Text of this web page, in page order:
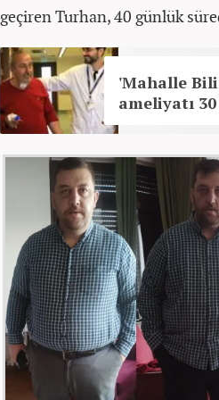
geçiren Turhan, 40 günlük
'Mahalle
ameliyatı